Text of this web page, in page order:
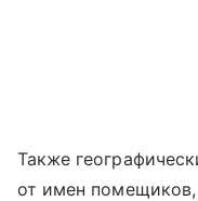
Также
от имен